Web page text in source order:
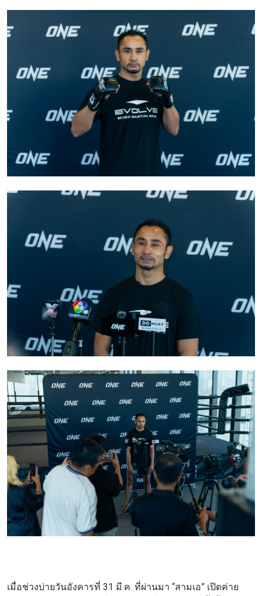
เมื่อช่วงบ่ายวันอังคารที่ 31 มี.ค. ที่ผ่านมา “สามเอ” เปิดค่าย